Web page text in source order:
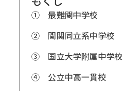
① 最難関中学校
② 関関同立系中学校
③ 国立大学附属中学校
④ 公立中高一貫校